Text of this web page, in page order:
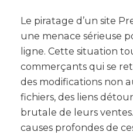
Le piratage d’un site
une menace sérieuse
ligne. Cette situation
commerçants qui se
des modifications non
fichiers, des liens
brutale de leurs
causes profondes de